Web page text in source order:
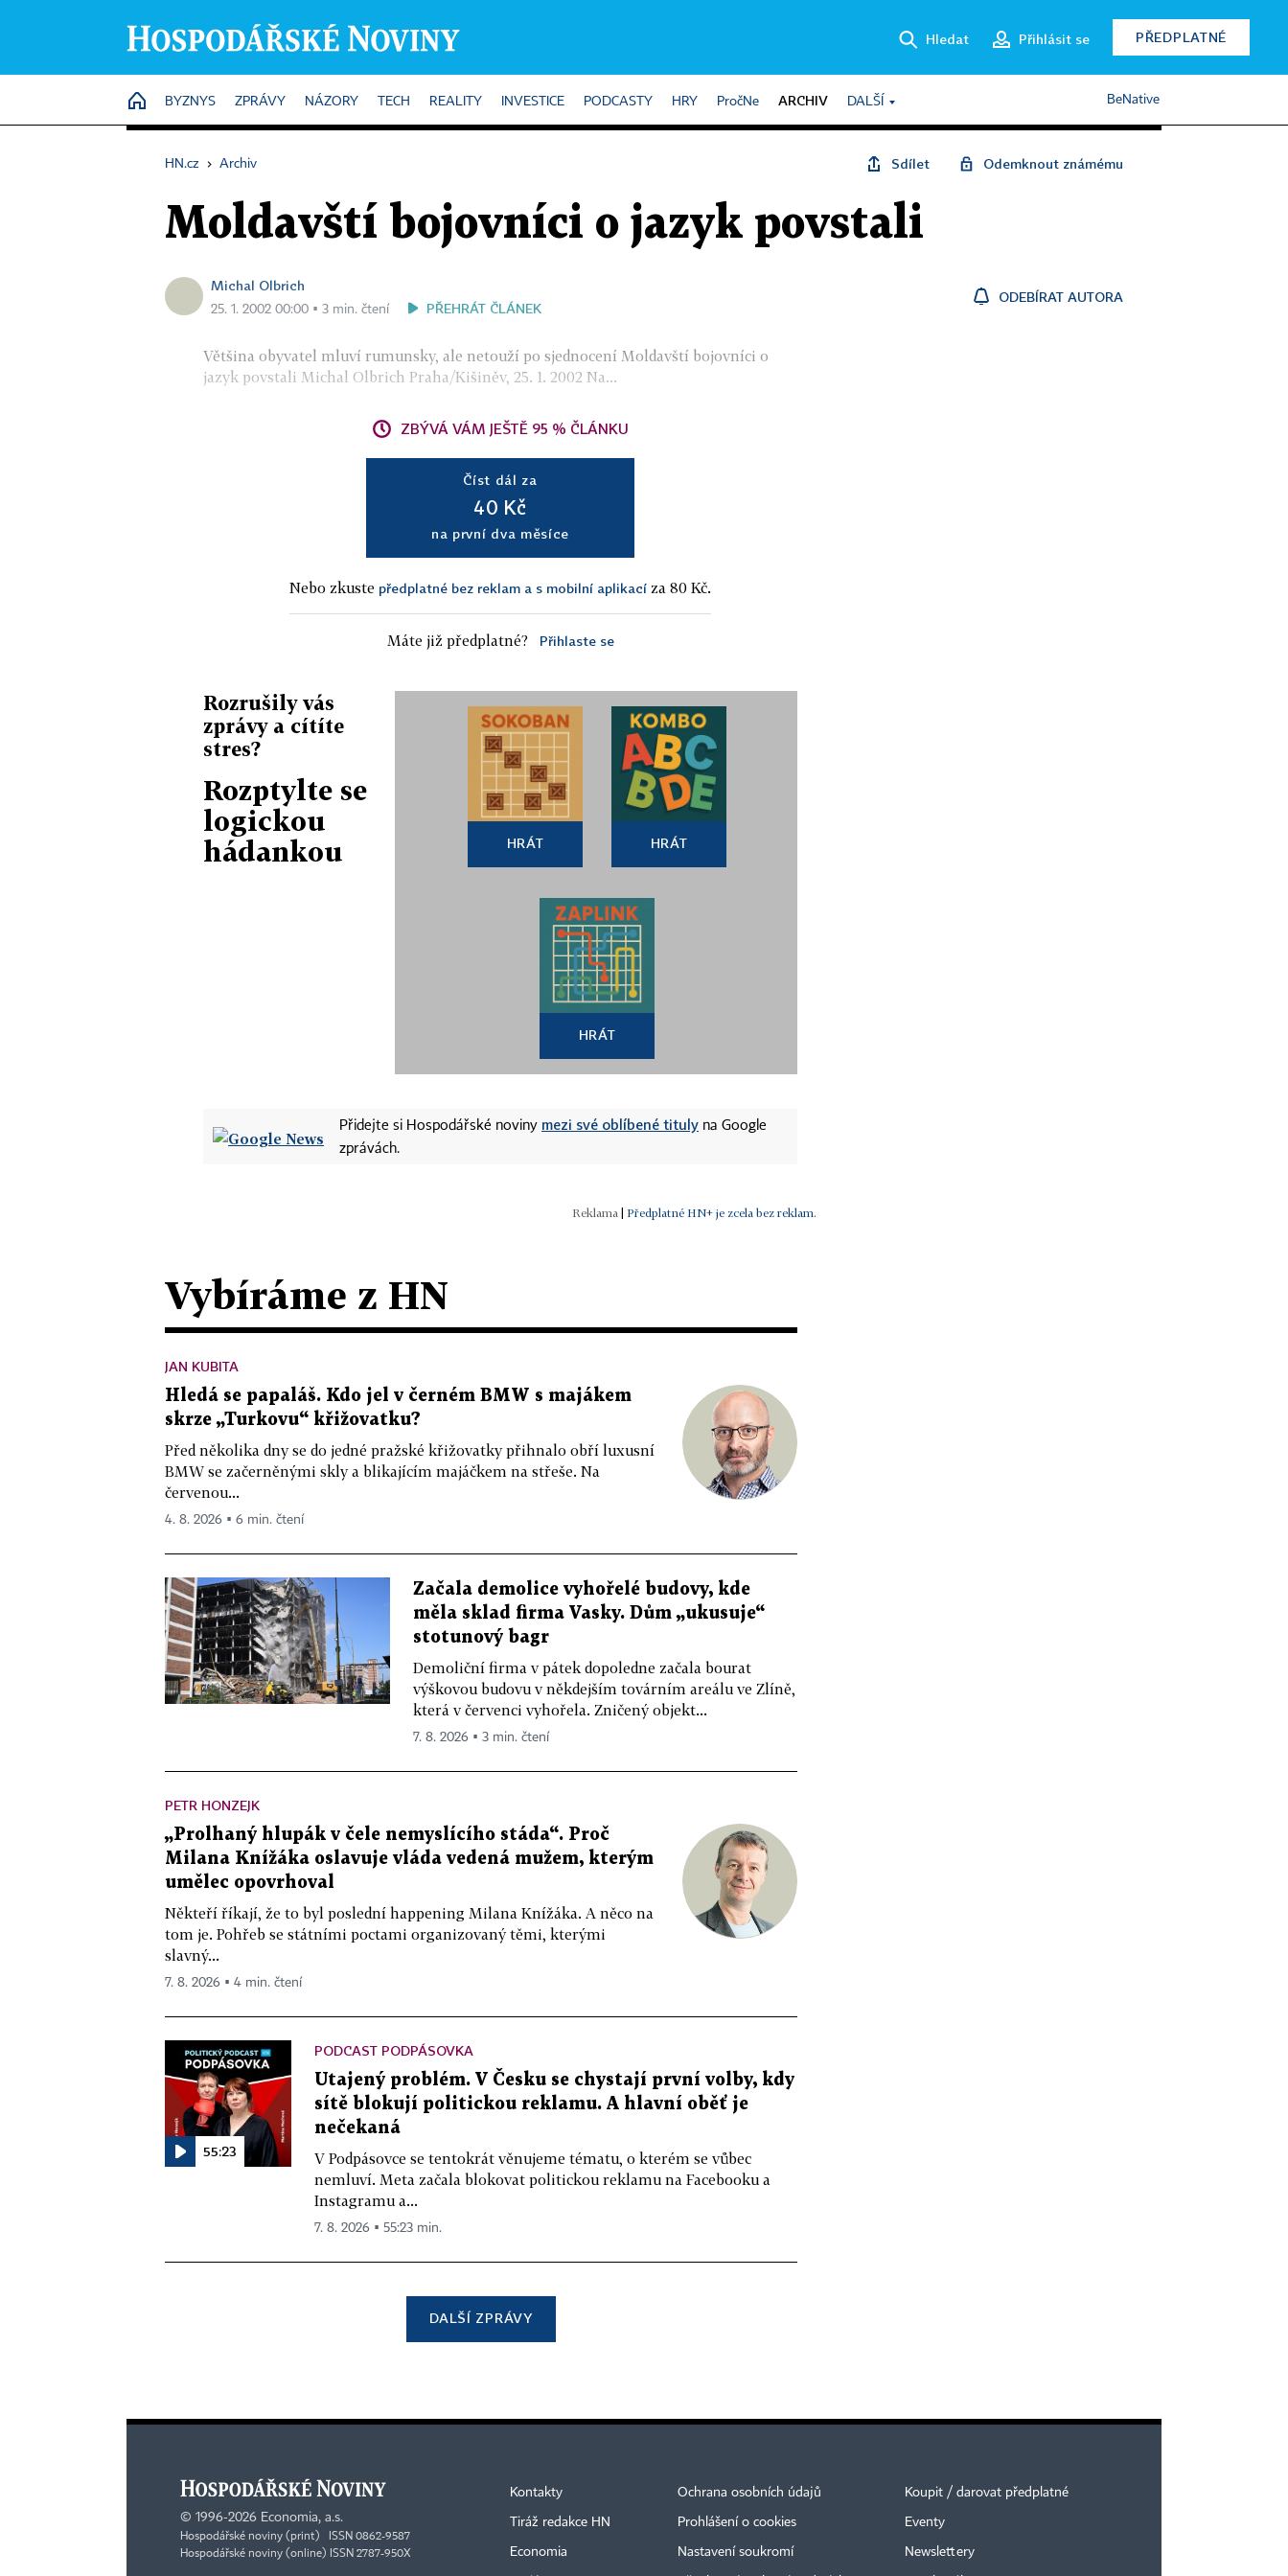
Hledat Přihlásit se PŘEDPLATNÉ
HOME
BYZNYS ZPRÁVY NÁZORY TECH REALITY INVESTICE PODCASTY HRY PročNe ARCHIV DALŠÍ BeNative
HN.cz › Archiv Sdílet Odemknout známému
Moldavští bojovníci o jazyk povstali
Michal Olbrich
25. 1. 2002 00:00 ▪ 3 min. čtení PŘEHRÁT ČLÁNEK
ODEBÍRAT AUTORA
Většina obyvatel mluví rumunsky, ale netouží po sjednocení Moldavští bojovníci o
jazyk povstali Michal Olbrich Praha/Kišiněv, 25. 1. 2002 Na...
ZBÝVÁ VÁM JEŠTĚ 95 % ČLÁNKU
Číst dál za
40 Kč
na první dva měsíce
Nebo zkuste předplatné bez reklam a s mobilní aplikací za 80 Kč.
Máte již předplatné? Přihlaste se
Rozrušily vás
zprávy a cítíte
stres?
Rozptylte se
logickou
hádankou
HRÁT HRÁT
HRÁT
Přidejte si Hospodářské noviny mezi své oblíbené tituly na Google
zprávách.
Předplatné HN+ je zcela bez reklam.
Vybíráme z HN
JAN KUBITA
Hledá se papaláš. Kdo jel v černém BMW s majákem
skrze „Turkovu“ křižovatku?
Před několika dny se do jedné pražské křižovatky přihnalo obří luxusní
BMW se začerněnými skly a blikajícím majáčkem na střeše. Na
červenou...
4. 8. 2026 ▪ 6 min. čtení
Začala demolice vyhořelé budovy, kde
měla sklad firma Vasky. Dům „ukusuje“
stotunový bagr
Demoliční firma v pátek dopoledne začala bourat
výškovou budovu v někdejším továrním areálu ve Zlíně,
která v červenci vyhořela. Zničený objekt...
7. 8. 2026 ▪ 3 min. čtení
PETR HONZEJK
„Prolhaný hlupák v čele nemyslícího stáda“. Proč
Milana Knížáka oslavuje vláda vedená mužem, kterým
umělec opovrhoval
Někteří říkají, že to byl poslední happening Milana Knížáka. A něco na
tom je. Pohřeb se státními poctami organizovaný těmi, kterými
slavný...
7. 8. 2026 ▪ 4 min. čtení
55:23
PODCAST PODPÁSOVKA
Utajený problém. V Česku se chystají první volby, kdy
sítě blokují politickou reklamu. A hlavní oběť je
nečekaná
V Podpásovce se tentokrát věnujeme tématu, o kterém se vůbec
nemluví. Meta začala blokovat politickou reklamu na Facebooku a
Instagramu a...
7. 8. 2026 ▪ 55:23 min.
DALŠÍ ZPRÁVY
© 1996-2026 Economia, a.s.
Hospodářské noviny (print) ISSN 0862-9587
Hospodářské noviny (online) ISSN 2787-950X
Kontakty
Tiráž redakce HN
Economia
Ochrana osobních údajů
Prohlášení o cookies
Nastavení soukromí
Koupit / darovat předplatné
Eventy
Newslettery